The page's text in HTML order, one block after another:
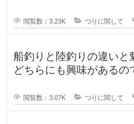
閲覧数：3.23K つりに関して
船釣りと陸釣りの違いと
どちらにも興味がある
閲覧数：3.07K つりに関して